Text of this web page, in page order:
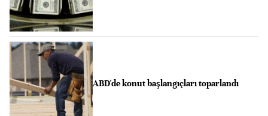
ABD'de konut başlangıçları toparlandı